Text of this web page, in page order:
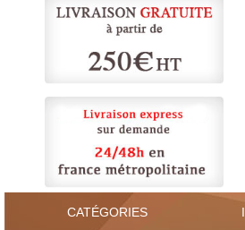
CATÉGORIES